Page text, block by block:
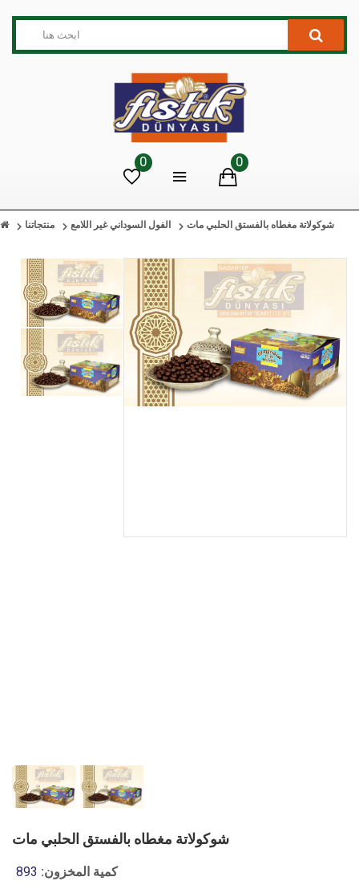
0 0
منتجاتنا الفول السوداني غير اللامع شوكولاتة مغطاه بالفستق الحلبي مات
شوكولاتة مغطاه بالفستق الحلبي مات
كمية المخزون: 893